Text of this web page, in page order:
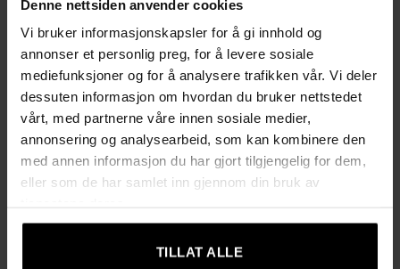
Denne nettsiden anvender cookies
Vi bruker informasjonskapsler for å gi innhold og
annonser et personlig preg, for å levere sosiale
mediefunksjoner og for å analysere trafikken vår. Vi deler
dessuten informasjon om hvordan du bruker nettstedet
vårt, med partnerne våre innen sosiale medier,
annonsering og analysearbeid, som kan kombinere den
med annen informasjon du har gjort tilgjengelig for dem,
eller som de har samlet inn gjennom din bruk av
TILLAT ALLE
av høy kvalitet og et solid lokk laget av E1-komposittpanel,
gir ottomanen både komfort og ventilasjon. Dette er den
perfekte kombinasjonen av funksjonalitet og stil, og passer
inn i ethvert rom.
Egenskaper:
Allsidig bruk– Kan brukes som fotpall, sidebord, ekstra
sete eller oppbevaringsløsning.